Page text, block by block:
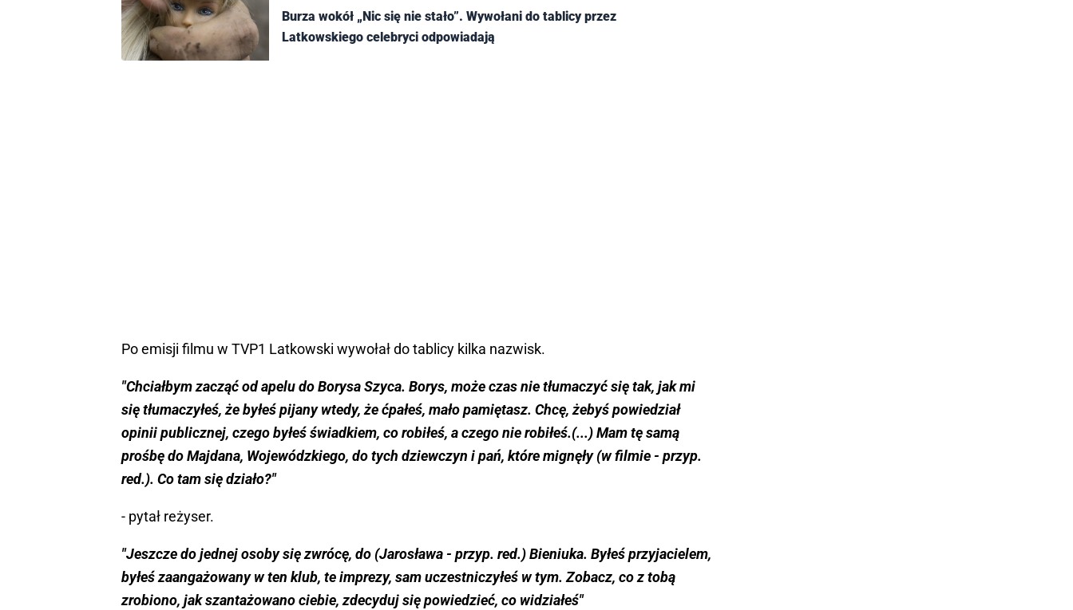
Burza wokół „Nic się nie stało”. Wywołani do tablicy przez
Latkowskiego celebryci odpowiadają
Po emisji filmu w TVP1 Latkowski wywołał do tablicy kilka nazwisk.
"Chciałbym zacząć od apelu do Borysa Szyca. Borys, może czas nie tłumaczyć się tak, jak mi
się tłumaczyłeś, że byłeś pijany wtedy, że ćpałeś, mało pamiętasz. Chcę, żebyś powiedział
opinii publicznej, czego byłeś świadkiem, co robiłeś, a czego nie robiłeś.(...) Mam tę samą
prośbę do Majdana, Wojewódzkiego, do tych dziewczyn i pań, które mignęły (w filmie - przyp.
red.). Co tam się działo?"
- pytał reżyser.
"Jeszcze do jednej osoby się zwrócę, do (Jarosława - przyp. red.) Bieniuka. Byłeś przyjacielem,
byłeś zaangażowany w ten klub, te imprezy, sam uczestniczyłeś w tym. Zobacz, co z tobą
zrobiono, jak szantażowano ciebie, zdecyduj się powiedzieć, co widziałeś"